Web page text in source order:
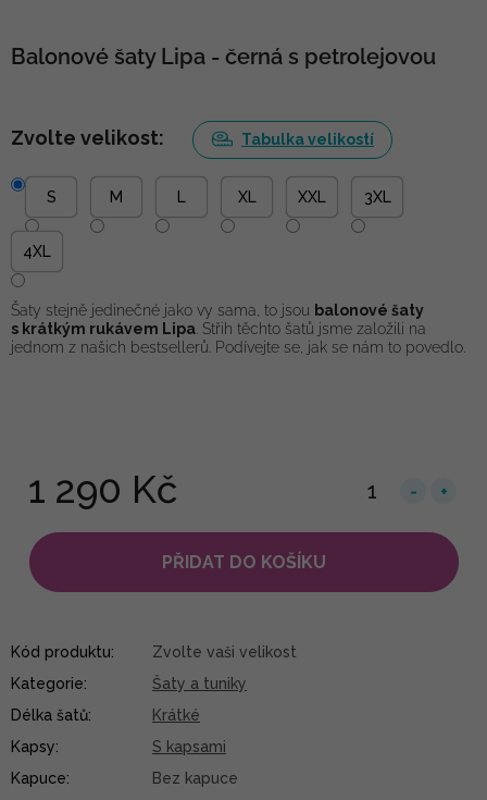
Balonové šaty Lipa - černá s petrolejovou
1 290 Kč
PŘIDAT DO KOŠÍKU
Zvolte velikost: Tabulka velikostí
S M XL XXL 3XL
4XL
Šaty stejně jedinečné jako vy sama, to jsou balonové šaty
s krátkým rukávem Lipa . Střih těchto šatů jsme založili na
jednom z našich bestsellerů. Podívejte se, jak se nám to povedlo.
Kód produktu:
Zvolte vaši velikost
Kategorie:
Šaty a tuniky
Délka šatů:
Krátké
Kapsy:
S kapsami
Kapuce:
Bez kapuce